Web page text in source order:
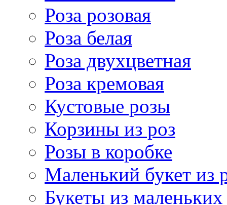
Роза розовая
Роза белая
Роза двухцветная
Роза кремовая
Кустовые розы
Корзины из роз
Розы в коробке
Маленький букет из
Букеты из маленьких